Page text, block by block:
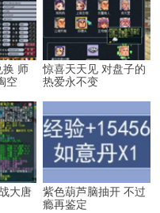
换 师
空
惊喜天天见 对盘子的
热爱永不变
大唐
紫色葫芦脑抽开 不过
瘾再鉴定